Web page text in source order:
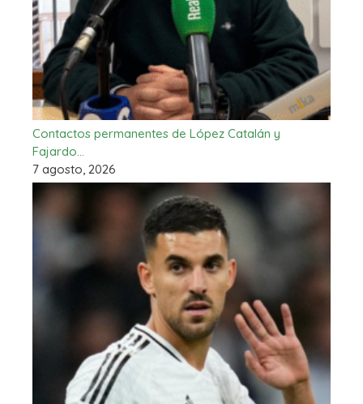
Contactos permanentes de López Catalán y
Fajardo…
7 agosto, 2026